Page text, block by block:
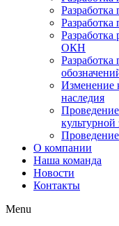
Разработка
ОКН
Изменение
наследия
культурной
О компании
Наша команда
Новости
Контакты
Menu